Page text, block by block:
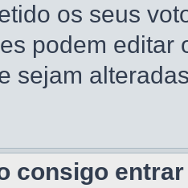
os seus
podem editar
sejam
consigo